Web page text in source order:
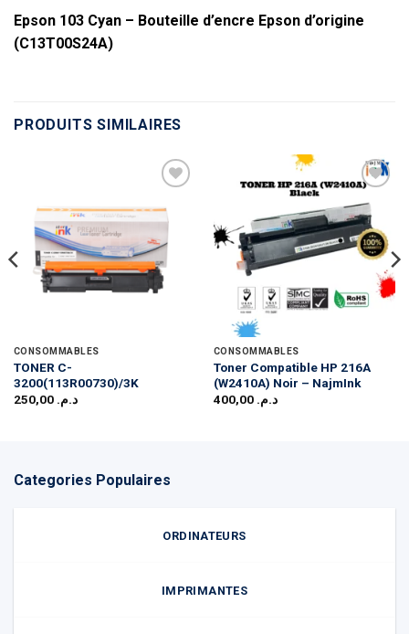
Epson 103 Cyan – Bouteille d’encre Epson d’origine
(C13T00S24A)
PRODUITS SIMILAIRES
CONSOMMABLES
TONER C-
3200(113R00730)/3K
د.م. 250,00
CONSOMMABLES
Toner Compatible HP 216A
(W2410A) Noir – NajmInk
د.م. 400,00
Categories Populaires
ORDINATEURS
IMPRIMANTES